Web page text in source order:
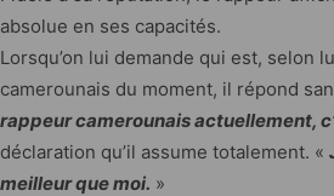
absolue en ses capacités.
Lorsqu’on lui demande qui est, selon
camerounais du moment, il répond
rappeur camerounais actuellement,
déclaration qu’il assume totalement. «
meilleur que moi. »